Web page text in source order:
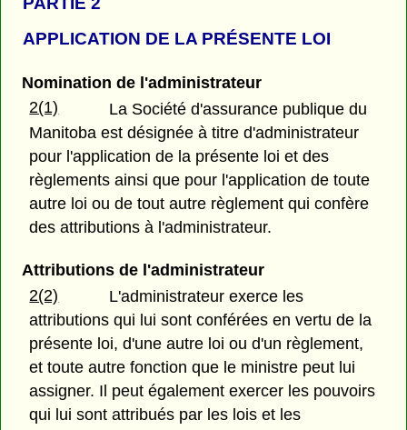
APPLICATION DE LA PRÉSENTE LOI
Nomination de l'administrateur
2(1)
La Société d'assurance publique du
Manitoba est désignée à titre d'administrateur
pour l'application de la présente loi et des
règlements ainsi que pour l'application de toute
autre loi ou de tout autre règlement qui confère
des attributions à l'administrateur.
Attributions de l'administrateur
2(2)
L'administrateur exerce les
attributions qui lui sont conférées en vertu de la
présente loi, d'une autre loi ou d'un règlement,
et toute autre fonction que le ministre peut lui
assigner. Il peut également exercer les pouvoirs
qui lui sont attribués par les lois et les